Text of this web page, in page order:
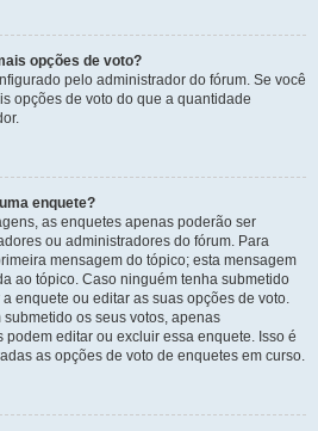
opções de voto?
pelo administrador do fórum. Se você
opções de voto do que a quantidade
enquete?
as enquetes apenas poderão ser
ou administradores do fórum. Para
mensagem do tópico; esta mensagem
ao tópico. Caso ninguém tenha submetido
enquete ou editar as suas opções de voto.
os seus votos, apenas
editar ou excluir essa enquete. Isso é
as opções de voto de enquetes em curso.